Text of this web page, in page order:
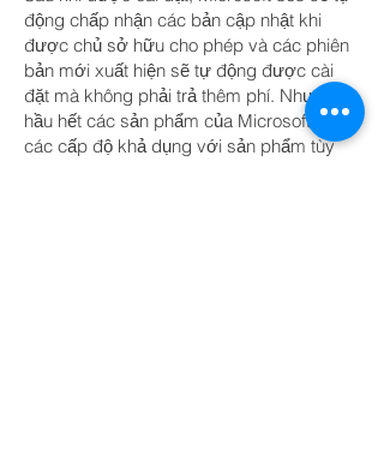
động chấp nhận các bản cập nhật khi
được chủ sở hữu cho phép và các phiên
bản mới xuất hiện sẽ tự động được cài
đặt mà không phải trả thêm phí. Như với
hầu hết các sản phẩm của Microsoft, có
các cấp độ khả dụng với sản phẩm tùy